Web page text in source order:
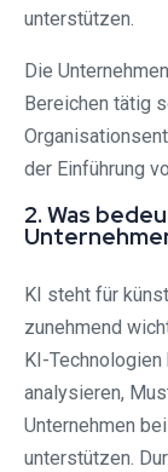
unterstützen.
Die
Bereichen tätig
der Einführung
2. Was
KI steht für
zunehmend
KI-
analysieren,
Unternehmen
unterstützen.